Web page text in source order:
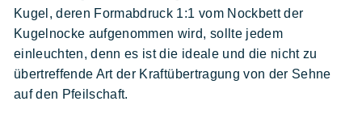
Kugel, deren Formabdruck 1:1 vom Nockbett der
Kugelnocke aufgenommen wird, sollte jedem
einleuchten, denn es ist die ideale und die nicht zu
übertreffende Art der Kraftübertragung von der Sehne
auf den Pfeilschaft.